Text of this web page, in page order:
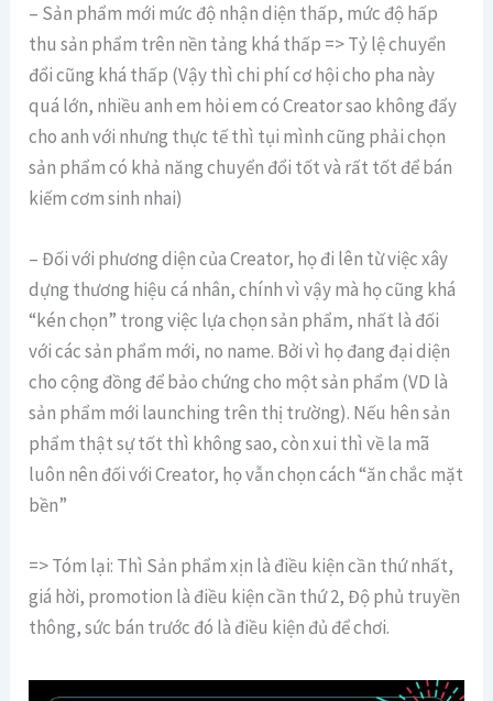
– Sản phẩm mới mức độ nhận diện thấp, mức độ hấp
thu sản phẩm trên nền tảng khá thấp => Tỷ lệ chuyển
đổi cũng khá thấp (Vậy thì chi phí cơ hội cho pha này
quá lớn, nhiều anh em hỏi em có Creator sao không đẩy
cho anh với nhưng thực tế thì tụi mình cũng phải chọn
sản phẩm có khả năng chuyển đổi tốt và rất tốt để bán
kiếm cơm sinh nhai)
– Đối với phương diện của Creator, họ đi lên từ việc xây
dựng thương hiệu cá nhân, chính vì vậy mà họ cũng khá
“kén chọn” trong việc lựa chọn sản phẩm, nhất là đối
với các sản phẩm mới, no name. Bởi vì họ đang đại diện
cho cộng đồng để bảo chứng cho một sản phẩm (VD là
sản phẩm mới launching trên thị trường). Nếu hên sản
phẩm thật sự tốt thì không sao, còn xui thì về la mã
luôn nên đối với Creator, họ vẫn chọn cách “ăn chắc mặt
bền”
=> Tóm lại: Thì Sản phẩm xịn là điều kiện cần thứ nhất,
giá hời, promotion là điều kiện cần thứ 2, Độ phủ truyền
thông, sức bán trước đó là điều kiện đủ để chơi.